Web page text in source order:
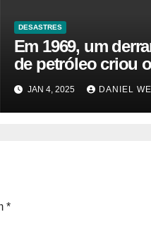
DESASTRES
Em 1969, um
de petróleo criou o
da Terra. Agora,
gasoduto pode
| Sustentabilidade
JAN 4, 2025 DANIEL
*